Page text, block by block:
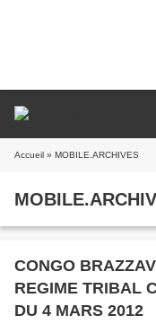
Accueil » MOBILE.ARCHIVES
CONGO
REGIME TRIBAL
DU 4 MARS 2012